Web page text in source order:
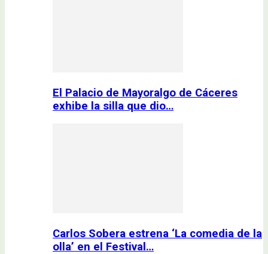
El Palacio de Mayoralgo de Cáceres
exhibe la silla que dio…
Carlos Sobera estrena ‘La comedia de la
olla’ en el Festival…